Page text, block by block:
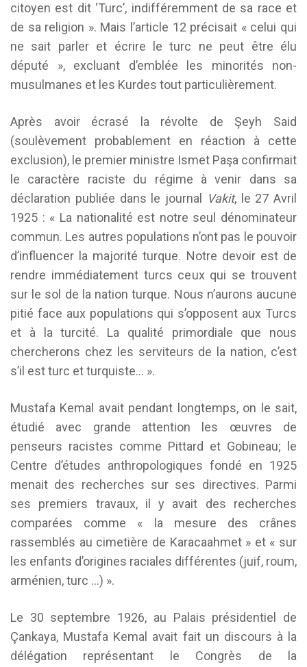
citoyen est dit ‘Turc’, indifféremment de sa race et
de sa religion ». Mais l’article 12 précisait « celui qui
ne sait parler et écrire le turc ne peut être élu
député », excluant d’emblée les minorités non-
musulmanes et les Kurdes tout particulièrement.
Après avoir écrasé la révolte de Şeyh Said
(soulèvement probablement en réaction à cette
exclusion), le premier ministre Ismet Paşa confirmait
le caractère raciste du régime à venir dans sa
déclaration publiée dans le journal
Vakit, le 27 Avril
1925 : « La nationalité est notre seul dénominateur
commun. Les autres populations n’ont pas le pouvoir
d’influencer la majorité turque. Notre devoir est de
rendre immédiatement turcs ceux qui se trouvent
sur le sol de la nation turque. Nous n’aurons aucune
pitié face aux populations qui s’opposent aux Turcs
et à la turcité. La qualité primordiale que nous
chercherons chez les serviteurs de la nation, c’est
s’il est turc et turquiste… ».
Mustafa Kemal avait pendant longtemps, on le sait,
étudié avec grande attention les œuvres de
penseurs racistes comme Pittard et Gobineau; le
Centre d’études anthropologiques fondé en 1925
menait des recherches sur ses directives. Parmi
ses premiers travaux, il y avait des recherches
comparées comme « la mesure des crânes
rassemblés au cimetière de Karacaahmet » et « sur
les enfants d’origines raciales différentes (juif, roum,
arménien, turc …) ».
Le 30 septembre 1926, au Palais présidentiel de
Çankaya, Mustafa Kemal avait fait un discours à la
délégation représentant le Congrès de la